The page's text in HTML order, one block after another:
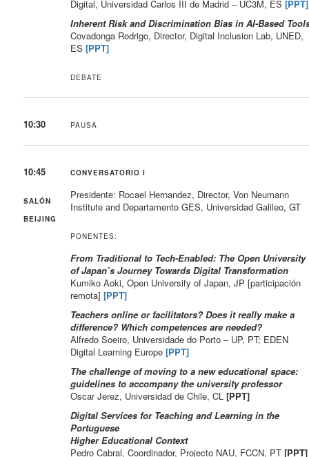
Digital, Universidad Carlos III de Madrid – UC3M, ES[PPT]
Inherent Risk and Discrimination Bias in AI-Based
Covadonga Rodrigo, Director, Digital Inclusion Lab, UNED,
ES[PPT]
DEBATE
10:30 PAUSA
10:45
SALÓN
BEIJING
CONVERSATORIO I
Presidente: Rocael Hernandez, Director, Von Neumann
Institute and Departamento GES, Universidad Galileo, GT
PONENTES:
From Traditional to Tech-Enabled: The Open University
of Japan’s Journey Towards Digital Transformation
Kumiko Aoki, Open University of Japan, JP [participación
remota][PPT]
Teachers online or facilitators? Does it really make a
difference? Which competences are needed?
Alfredo Soeiro, Universidade do Porto – UP, PT; EDEN
Digital Learning Europe[PPT]
The challenge of moving to a new educational space:
guidelines to accompany the university professor
Oscar Jerez, Universidad de Chile, CL[PPT]
Digital Services for Teaching and Learning in the
Portuguese
Higher Educational Context
Pedro Cabral, Coordinador, Projecto NAU, FCCN, PT[PPT]